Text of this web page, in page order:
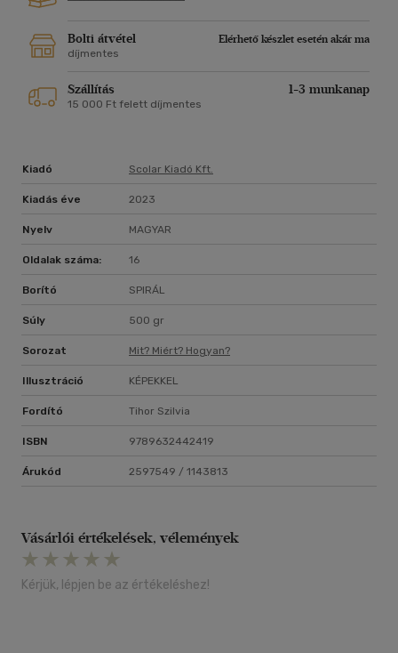
Bolti átvétel
Elérhető készlet esetén akár ma
díjmentes
Szállítás 1-3 munkanap
15 000 Ft felett díjmentes
Kiadó Scolar Kiadó Kft.
Kiadás éve 2023
Nyelv MAGYAR
Oldalak száma: 16
Borító SPIRÁL
Súly 500 gr
Sorozat Mit? Miért? Hogyan?
Illusztráció KÉPEKKEL
Fordító Tihor Szilvia
ISBN 9789632442419
Árukód 2597549 / 1143813
Vásárlói értékelések, vélemények
Kérjük, lépjen be az értékeléshez!